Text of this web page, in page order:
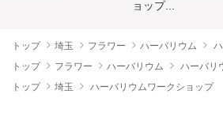
ョップ...
トップ 埼玉 フラワー ハーバリウム
トップ
フラワー ハーバリウム
ハーバリ
トップ
埼玉 ハーバリウムワークショップ